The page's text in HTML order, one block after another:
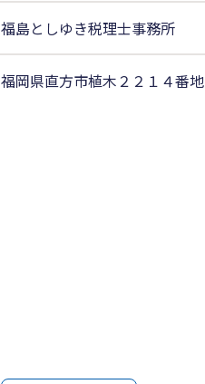
福島としゆき税理士事務所
福岡県直方市植木２２１４番